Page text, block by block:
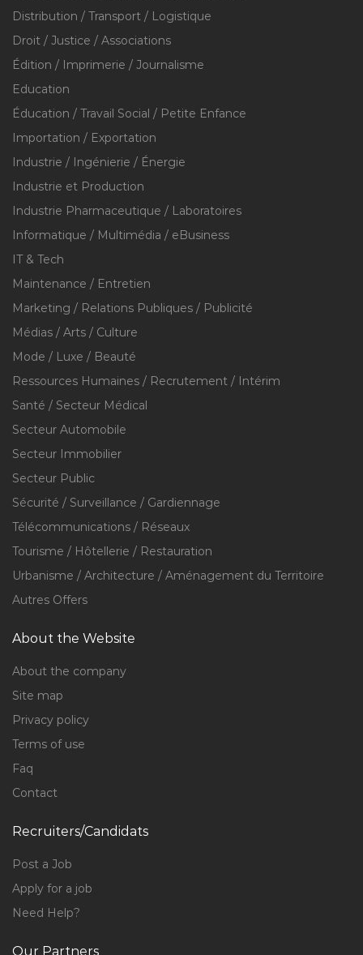
Distribution / Transport / Logistique
Droit / Justice / Associations
Édition / Imprimerie / Journalisme
Education
Éducation / Travail Social / Petite Enfance
Importation / Exportation
Industrie / Ingénierie / Énergie
Industrie et Production
Industrie Pharmaceutique / Laboratoires
Informatique / Multimédia / eBusiness
IT & Tech
Maintenance / Entretien
Marketing / Relations Publiques / Publicité
Médias / Arts / Culture
Mode / Luxe / Beauté
Ressources Humaines / Recrutement / Intérim
Santé / Secteur Médical
Secteur Automobile
Secteur Immobilier
Secteur Public
Sécurité / Surveillance / Gardiennage
Télécommunications / Réseaux
Tourisme / Hôtellerie / Restauration
Urbanisme / Architecture / Aménagement du Territoire
Autres Offers
About the Website
About the company
Site map
Privacy policy
Terms of use
Faq
Contact
Recruiters/Candidats
Post a Job
Apply for a job
Need Help?
Our Partners